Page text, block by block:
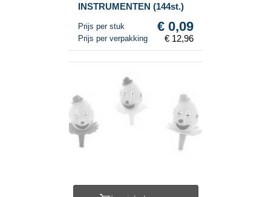
INSTRUMENTEN (144st.)
Prijs per stuk € 0,09
Prijs per verpakking € 12,96